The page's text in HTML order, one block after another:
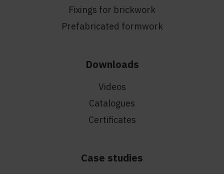
Fixings for brickwork
Prefabricated formwork
Downloads
Videos
Catalogues
Certificates
Case studies